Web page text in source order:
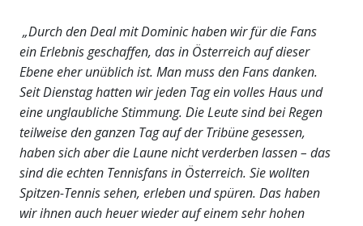
„Durch den Deal mit Dominic haben wir für die Fans
ein Erlebnis geschaffen, das in Österreich auf dieser
Ebene eher unüblich ist. Man muss den Fans danken.
Seit Dienstag hatten wir jeden Tag ein volles Haus und
eine unglaubliche Stimmung. Die Leute sind bei Regen
teilweise den ganzen Tag auf der Tribüne gesessen,
haben sich aber die Laune nicht verderben lassen – das
sind die echten Tennisfans in Österreich. Sie wollten
Spitzen-Tennis sehen, erleben und spüren. Das haben
wir ihnen auch heuer wieder auf einem sehr hohen